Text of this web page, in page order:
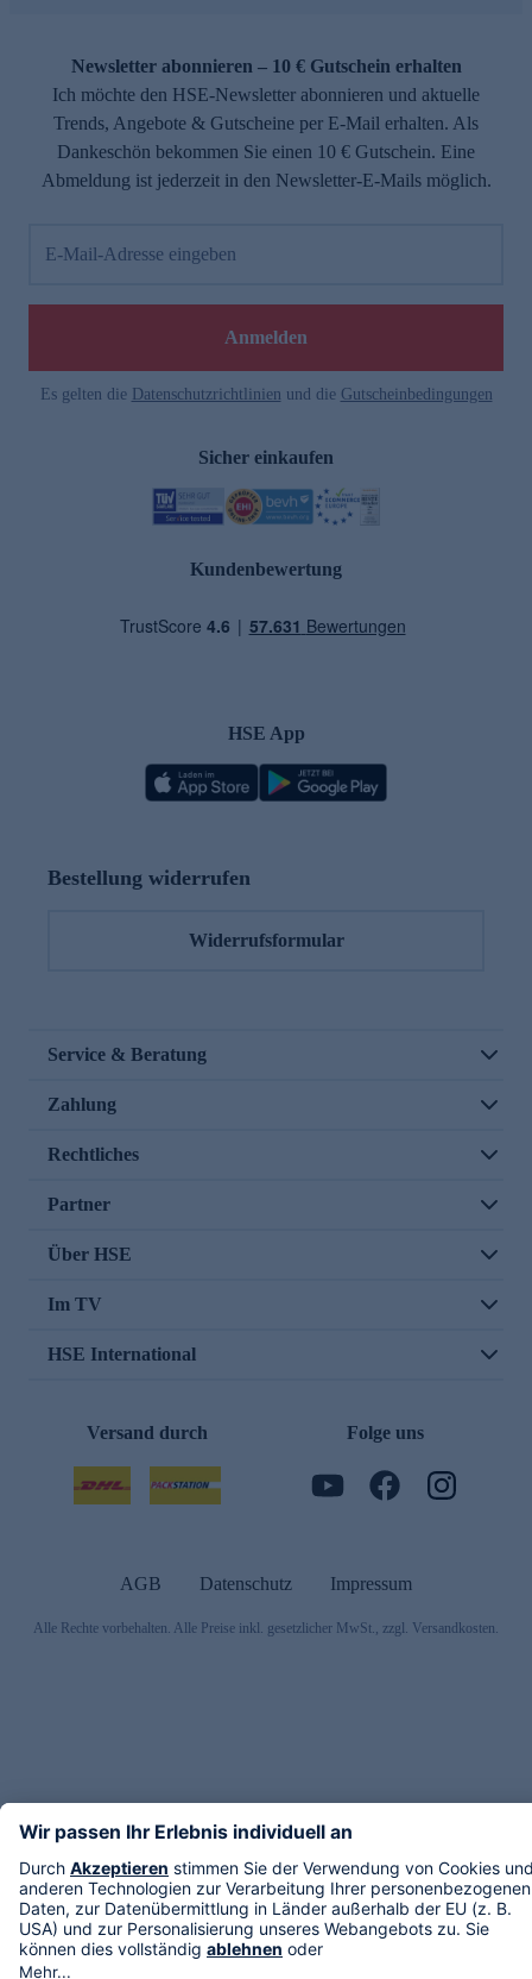
Newsletter abonnieren – 10 € Gutschein erhalten
Ich möchte den HSE-Newsletter abonnieren und aktuelle
Trends, Angebote & Gutscheine per E-Mail erhalten. Als
Dankeschön bekommen Sie einen 10 € Gutschein. Eine
Abmeldung ist jederzeit in den Newsletter-E-Mails möglich.
E-Mail-Adresse eingeben
Anmelden
Es gelten die Datenschutzrichtlinien und die Gutscheinbedingungen
Sicher einkaufen
Kundenbewertung
HSE App
Bestellung widerrufen
Widerrufsformular
Service & Beratung
Zahlung
Rechtliches
Partner
Über HSE
Im TV
HSE International
Versand durch Folge uns
AGB Datenschutz Impressum
Alle Rechte vorbehalten. Alle Preise inkl. gesetzlicher MwSt., zzgl. Versandkosten.